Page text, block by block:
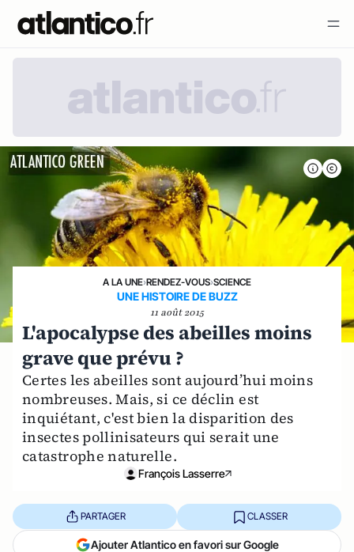
A LA UNE›RENDEZ-VOUS›SCIENCE
UNE HISTOIRE DE BUZZ
11 août 2015
L'apocalypse des abeilles moins
grave que prévu ?
Certes les abeilles sont aujourd’hui moins
nombreuses. Mais, si ce déclin est
inquiétant, c'est bien la disparition des
insectes pollinisateurs qui serait une
catastrophe naturelle.
François Lasserre
PARTAGER CLASSER
Ajouter Atlantico en favori sur Google